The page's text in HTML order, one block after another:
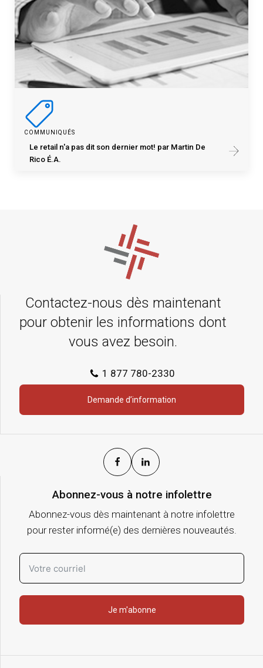
COMMUNIQUÉS
Le retail n'a pas dit son dernier mot! par Martin De
Rico É.A.
Contactez-nous dès maintenant
pour obtenir les informations dont
vous avez besoin.
1 877 780-2330
Demande d’information
Abonnez-vous à notre infolettre
Abonnez-vous dès maintenant à notre infolettre
pour rester informé(e) des dernières nouveautés.
Je m'abonne